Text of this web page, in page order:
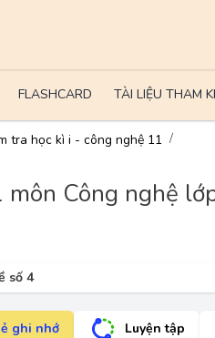
FLASHCARD TÀI LIỆU THAM
tra học kì i - công nghệ 11
Công nghệ
số 4
ghi nhớ Luyện tập